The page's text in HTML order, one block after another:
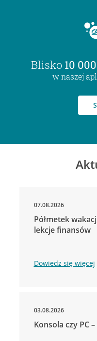
Blisko 10
w naszej
07.08.2026
Półmetek
lekcje finansów
Dowiedz się więcej
03.08.2026
Konsola czy PC